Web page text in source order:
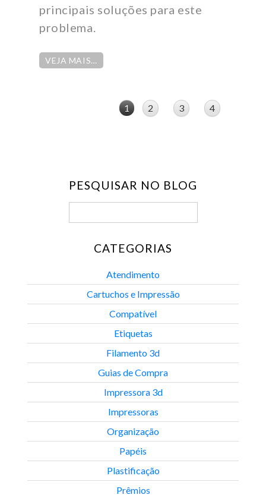
principais soluções para este
problema.
VEJA MAIS…
1 2 3 4
PESQUISAR NO BLOG
CATEGORIAS
Atendimento
Cartuchos e Impressão
Compatível
Etiquetas
Filamento 3d
Guias de Compra
Impressora 3d
Impressoras
Organização
Papéis
Plastificação
Prêmios